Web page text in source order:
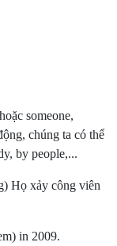
someone,
chúng ta có thể
by people,...
Họ xảy công viên
in 2009.